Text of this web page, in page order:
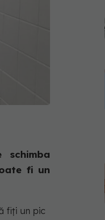
fi un
fiți un pic